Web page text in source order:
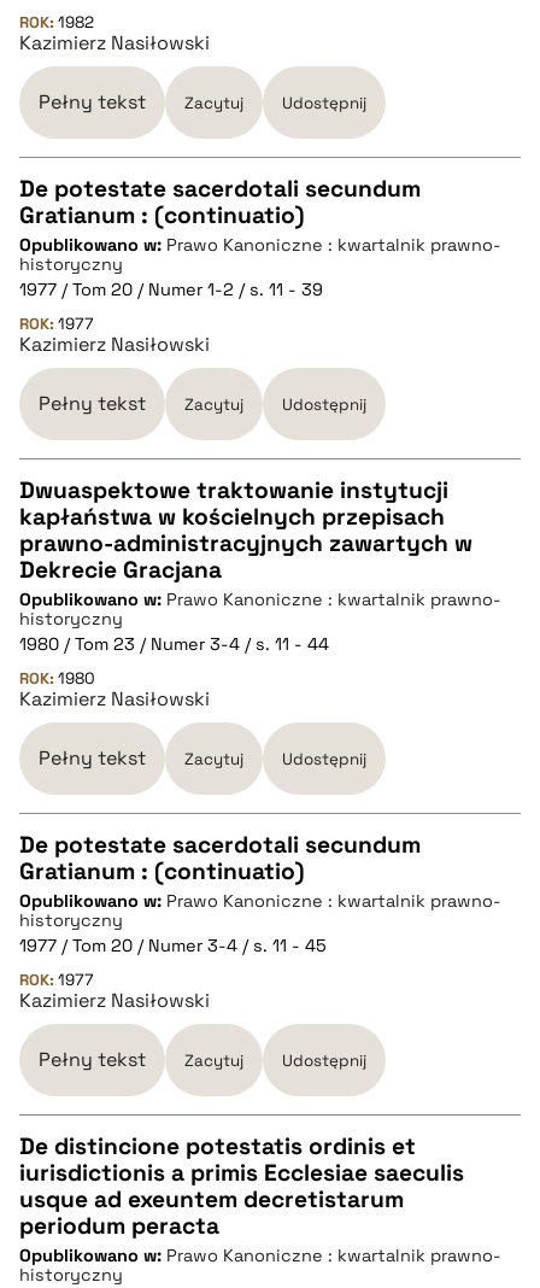
BIBTEX
pobierz cytat
ROK: 1982
Kazimierz Nasiłowski
Pełny tekst Zacytuj Udostępnij
CZYSTY TEKST
pobierz cytat
BIBTEX
pobierz cytat
De potestate sacerdotali secundum
Gratianum : (continuatio)
Opublikowano w: Prawo Kanoniczne : kwartalnik prawno-
historyczny
1977 / Tom 20 / Numer 1-2 / s. 11 - 39
ROK: 1977
Kazimierz Nasiłowski
Pełny tekst Zacytuj Udostępnij
CZYSTY TEKST
pobierz cytat
BIBTEX
pobierz cytat
Dwuaspektowe traktowanie instytucji
kapłaństwa w kościelnych przepisach
prawno-administracyjnych zawartych w
Dekrecie Gracjana
Opublikowano w: Prawo Kanoniczne : kwartalnik prawno-
historyczny
1980 / Tom 23 / Numer 3-4 / s. 11 - 44
ROK: 1980
Kazimierz Nasiłowski
Pełny tekst Zacytuj Udostępnij
CZYSTY TEKST
pobierz cytat
BIBTEX
pobierz cytat
De potestate sacerdotali secundum
Gratianum : (continuatio)
Opublikowano w: Prawo Kanoniczne : kwartalnik prawno-
historyczny
1977 / Tom 20 / Numer 3-4 / s. 11 - 45
ROK: 1977
Kazimierz Nasiłowski
Pełny tekst Zacytuj Udostępnij
CZYSTY TEKST
pobierz cytat
De distincione potestatis ordinis et
iurisdictionis a primis Ecclesiae saeculis
usque ad exeuntem decretistarum
periodum peracta
Opublikowano w: Prawo Kanoniczne : kwartalnik prawno-
historyczny